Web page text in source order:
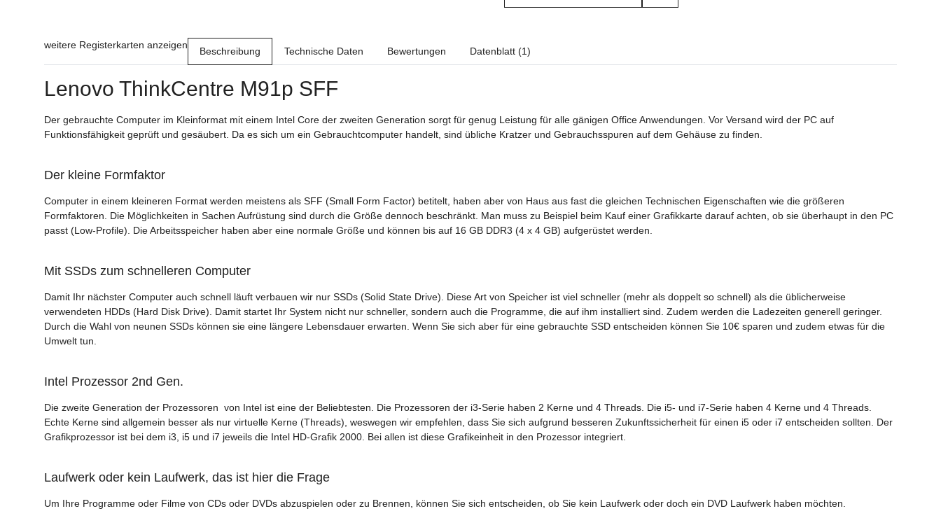
weitere Registerkarten anzeigen
Beschreibung Technische Daten Bewertungen Datenblatt (1)
Lenovo ThinkCentre M91p SFF
Der gebrauchte Computer im Kleinformat mit einem Intel Core der zweiten Generation sorgt für genug Leistung für alle gänigen Office Anwendungen. Vor Versand wird der PC auf
Funktionsfähigkeit geprüft und gesäubert. Da es sich um ein Gebrauchtcomputer handelt, sind übliche Kratzer und Gebrauchsspuren auf dem Gehäuse zu finden.
Der kleine Formfaktor
Computer in einem kleineren Format werden meistens als SFF (Small Form Factor) betitelt, haben aber von Haus aus fast die gleichen Technischen Eigenschaften wie die größeren
Formfaktoren. Die Möglichkeiten in Sachen Aufrüstung sind durch die Größe dennoch beschränkt. Man muss zu Beispiel beim Kauf einer Grafikkarte darauf achten, ob sie überhaupt in den PC
passt (Low-Profile). Die Arbeitsspeicher haben aber eine normale Größe und können bis auf 16 GB DDR3 (4 x 4 GB) aufgerüstet werden.
Mit SSDs zum schnelleren Computer
Damit Ihr nächster Computer auch schnell läuft verbauen wir nur SSDs (Solid State Drive). Diese Art von Speicher ist viel schneller (mehr als doppelt so schnell) als die üblicherweise
verwendeten HDDs (Hard Disk Drive). Damit startet Ihr System nicht nur schneller, sondern auch die Programme, die auf ihm installiert sind. Zudem werden die Ladezeiten generell geringer.
Durch die Wahl von neunen SSDs können sie eine längere Lebensdauer erwarten. Wenn Sie sich aber für eine gebrauchte SSD entscheiden können Sie 10€ sparen und zudem etwas für die
Umwelt tun.
Intel Prozessor 2nd Gen.
Die zweite Generation der Prozessoren von Intel ist eine der Beliebtesten. Die Prozessoren der i3-Serie haben 2 Kerne und 4 Threads. Die i5- und i7-Serie haben 4 Kerne und 4 Threads.
Echte Kerne sind allgemein besser als nur virtuelle Kerne (Threads), weswegen wir empfehlen, dass Sie sich aufgrund besseren Zukunftssicherheit für einen i5 oder i7 entscheiden sollten. Der
Grafikprozessor ist bei dem i3, i5 und i7 jeweils die Intel HD-Grafik 2000. Bei allen ist diese Grafikeinheit in den Prozessor integriert.
Laufwerk oder kein Laufwerk, das ist hier die Frage
Um Ihre Programme oder Filme von CDs oder DVDs abzuspielen oder zu Brennen, können Sie sich entscheiden, ob Sie kein Laufwerk oder doch ein DVD Laufwerk haben möchten.